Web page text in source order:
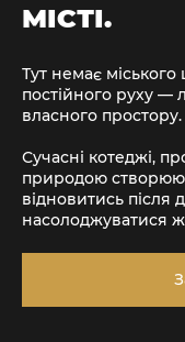
МІСТІ.
Тут немає
постійного руху —
власного простору.
Сучасні котеджі,
природою
відновитись після
насолоджуватися